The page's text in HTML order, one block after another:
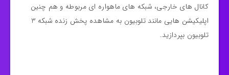
کانال های خارجی، شبکه های ماهواره ای مربوطه و هم چنین
اپلیکیشن هایی مانند تلوبیون به مشاهده پخش زنده شبکه 3
تلوبیون بپردازید.